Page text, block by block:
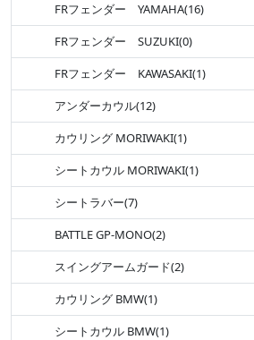
FRフェンダー YAMAHA(16)
FRフェンダー SUZUKI(0)
FRフェンダー KAWASAKI(1)
アンダーカウル(12)
カウリング MORIWAKI(1)
シートカウル MORIWAKI(1)
シートラバー(7)
BATTLE GP-MONO(2)
スイングアームガード(2)
カウリング BMW(1)
シートカウル BMW(1)